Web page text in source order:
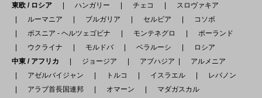
東欧 / ロシア
ハンガリー チェコ
スロヴァキア
ルーマニア
ブルガリア セルビア
コソボ
ボスニア - ヘルツェゴビナ
モンテネグロ
ポーランド
ウクライナ
モルドバ ベラルーシ
ロシア
中東 / アフリカ
ジョージア アブハジア
アルメニア
アゼルバイジャン
トルコ イスラエル
レバノン
アラブ首長国連邦
オマーン
マダガスカル